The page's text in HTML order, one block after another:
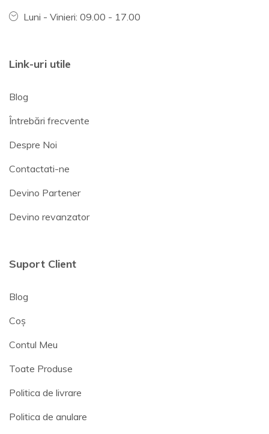
Luni - Vinieri: 09.00 - 17.00
Link-uri utile
Blog
Întrebări frecvente
Despre Noi
Contactati-ne
Devino Partener
Devino revanzator
Suport Client
Blog
Coș
Contul Meu
Toate Produse
Politica de livrare
Politica de anulare